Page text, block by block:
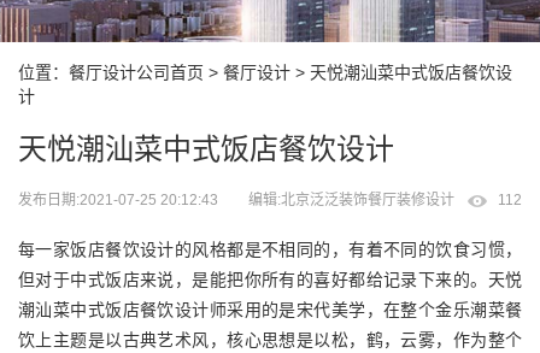
位置： 餐厅设计公司首页 > 餐厅设计 > 天悦潮汕菜中式饭店餐饮设
计
天悦潮汕菜中式饭店餐饮设计
发布日期:2021-07-25 20:12:43 编辑:北京泛泛装饰餐厅装修设计 112
每一家饭店餐饮设计的风格都是不相同的，有着不同的饮食习惯，
但对于中式饭店来说，是能把你所有的喜好都给记录下来的。天悦
潮汕菜中式饭店餐饮设计师采用的是宋代美学，在整个金乐潮菜餐
饮上主题是以古典艺术风，核心思想是以松，鹤，云雾，作为整个